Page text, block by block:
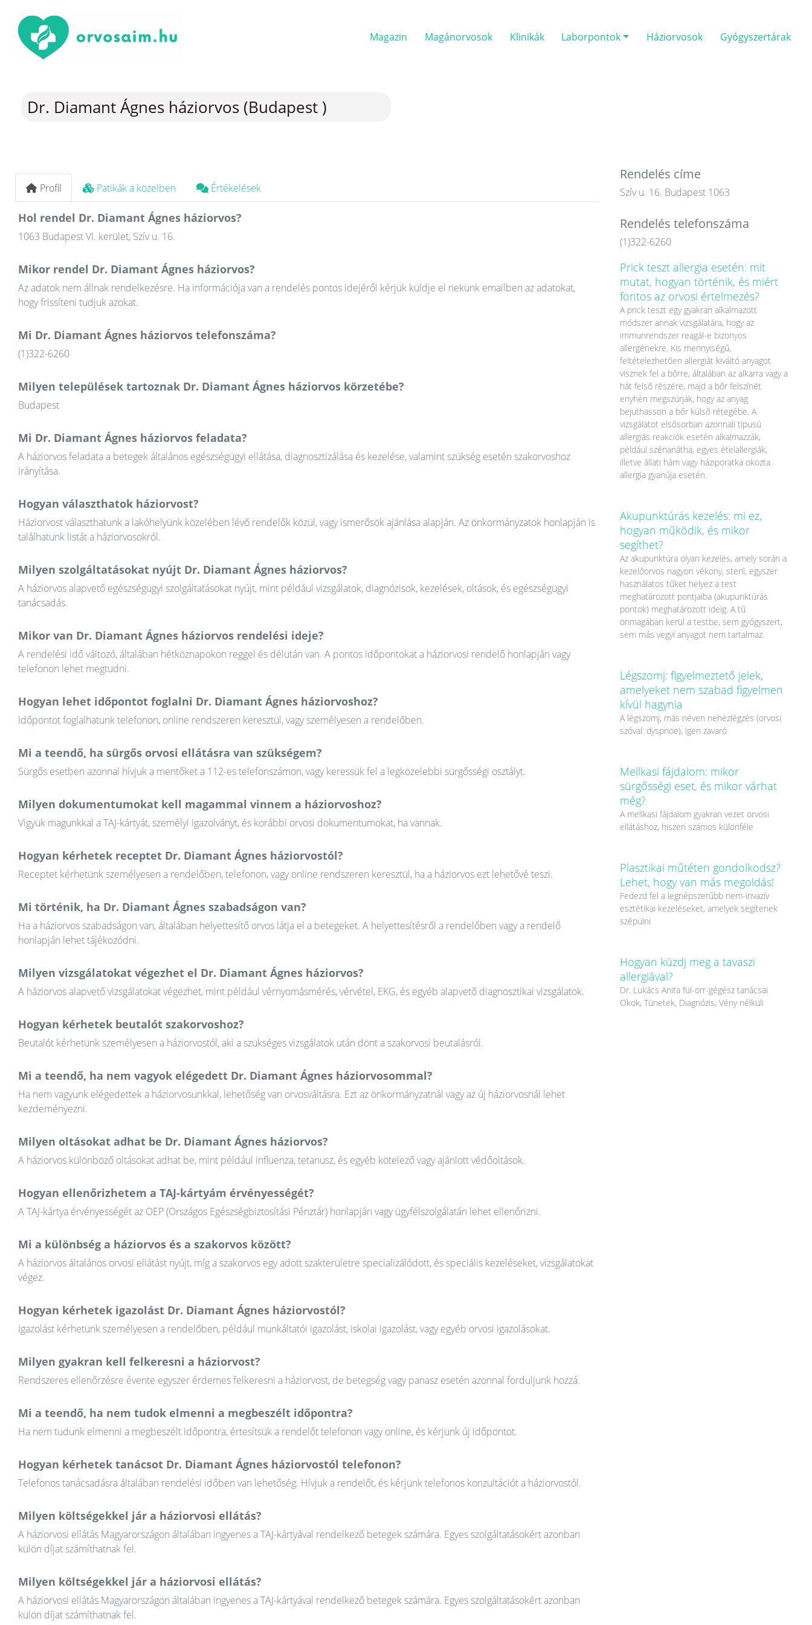
Magazin Magánorvosok Klinikák Laborpontok Háziorvosok Gyógyszertárak
Dr. Diamant Ágnes háziorvos (Budapest )
Profil Patikák a közelben Értékelések
Hol rendel Dr. Diamant Ágnes háziorvos?
1063 Budapest VI. kerület, Szív u. 16.
Mikor rendel Dr. Diamant Ágnes háziorvos?
Az adatok nem állnak rendelkezésre. Ha információja van a rendelés pontos idejéről kérjük küldje el nekünk emailben az adatokat,
hogy frissíteni tudjuk azokat.
Mi Dr. Diamant Ágnes háziorvos telefonszáma?
(1)322-6260
Milyen települések tartoznak Dr. Diamant Ágnes háziorvos körzetébe?
Budapest
Mi Dr. Diamant Ágnes háziorvos feladata?
A háziorvos feladata a betegek általános egészségügyi ellátása, diagnosztizálása és kezelése, valamint szükség esetén szakorvoshoz
irányítása.
Hogyan választhatok háziorvost?
Háziorvost választhatunk a lakóhelyünk közelében lévő rendelők közül, vagy ismerősök ajánlása alapján. Az önkormányzatok honlapján is
találhatunk listát a háziorvosokról.
Milyen szolgáltatásokat nyújt Dr. Diamant Ágnes háziorvos?
A háziorvos alapvető egészségügyi szolgáltatásokat nyújt, mint például vizsgálatok, diagnózisok, kezelések, oltások, és egészségügyi
tanácsadás.
Mikor van Dr. Diamant Ágnes háziorvos rendelési ideje?
A rendelési idő változó, általában hétköznapokon reggel és délután van. A pontos időpontokat a háziorvosi rendelő honlapján vagy
telefonon lehet megtudni.
Hogyan lehet időpontot foglalni Dr. Diamant Ágnes háziorvoshoz?
Időpontot foglalhatunk telefonon, online rendszeren keresztül, vagy személyesen a rendelőben.
Mi a teendő, ha sürgős orvosi ellátásra van szükségem?
Sürgős esetben azonnal hívjuk a mentőket a 112-es telefonszámon, vagy keressük fel a legközelebbi sürgősségi osztályt.
Milyen dokumentumokat kell magammal vinnem a háziorvoshoz?
Vigyük magunkkal a TAJ-kártyát, személyi igazolványt, és korábbi orvosi dokumentumokat, ha vannak.
Hogyan kérhetek receptet Dr. Diamant Ágnes háziorvostól?
Receptet kérhetünk személyesen a rendelőben, telefonon, vagy online rendszeren keresztül, ha a háziorvos ezt lehetővé teszi.
Mi történik, ha Dr. Diamant Ágnes szabadságon van?
Ha a háziorvos szabadságon van, általában helyettesítő orvos látja el a betegeket. A helyettesítésről a rendelőben vagy a rendelő
honlapján lehet tájékozódni.
Milyen vizsgálatokat végezhet el Dr. Diamant Ágnes háziorvos?
A háziorvos alapvető vizsgálatokat végezhet, mint például vérnyomásmérés, vérvétel, EKG, és egyéb alapvető diagnosztikai vizsgálatok.
Hogyan kérhetek beutalót szakorvoshoz?
Beutalót kérhetünk személyesen a háziorvostól, aki a szükséges vizsgálatok után dönt a szakorvosi beutalásról.
Mi a teendő, ha nem vagyok elégedett Dr. Diamant Ágnes háziorvosommal?
Ha nem vagyunk elégedettek a háziorvosunkkal, lehetőség van orvosváltásra. Ezt az önkormányzatnál vagy az új háziorvosnál lehet
kezdeményezni.
Milyen oltásokat adhat be Dr. Diamant Ágnes háziorvos?
A háziorvos különböző oltásokat adhat be, mint például influenza, tetanusz, és egyéb kötelező vagy ajánlott védőoltások.
Hogyan ellenőrizhetem a TAJ-kártyám érvényességét?
A TAJ-kártya érvényességét az OEP (Országos Egészségbiztosítási Pénztár) honlapján vagy ügyfélszolgálatán lehet ellenőrizni.
Mi a különbség a háziorvos és a szakorvos között?
A háziorvos általános orvosi ellátást nyújt, míg a szakorvos egy adott szakterületre specializálódott, és speciális kezeléseket, vizsgálatokat
végez.
Hogyan kérhetek igazolást Dr. Diamant Ágnes háziorvostól?
Igazolást kérhetünk személyesen a rendelőben, például munkáltatói igazolást, iskolai igazolást, vagy egyéb orvosi igazolásokat.
Milyen gyakran kell felkeresni a háziorvost?
Rendszeres ellenőrzésre évente egyszer érdemes felkeresni a háziorvost, de betegség vagy panasz esetén azonnal forduljunk hozzá.
Mi a teendő, ha nem tudok elmenni a megbeszélt időpontra?
Ha nem tudunk elmenni a megbeszélt időpontra, értesítsük a rendelőt telefonon vagy online, és kérjünk új időpontot.
Hogyan kérhetek tanácsot Dr. Diamant Ágnes háziorvostól telefonon?
Telefonos tanácsadásra általában rendelési időben van lehetőség. Hívjuk a rendelőt, és kérjünk telefonos konzultációt a háziorvostól.
Milyen költségekkel jár a háziorvosi ellátás?
A háziorvosi ellátás Magyarországon általában ingyenes a TAJ-kártyával rendelkező betegek számára. Egyes szolgáltatásokért azonban
külön díjat számíthatnak fel.
Milyen költségekkel jár a háziorvosi ellátás?
A háziorvosi ellátás Magyarországon általában ingyenes a TAJ-kártyával rendelkező betegek számára. Egyes szolgáltatásokért azonban
külön díjat számíthatnak fel.
Rendelés címe
Szív u. 16. Budapest 1063
Rendelés telefonszáma
(1)322-6260
Prick teszt allergia esetén: mit
mutat, hogyan történik, és miért
fontos az orvosi értelmezés?
A prick teszt egy gyakran alkalmazott
módszer annak vizsgálatára, hogy az
immunrendszer reagál-e bizonyos
allergénekre. Kis mennyiségű,
feltételezhetően allergiát kiváltó anyagot
visznek fel a bőrre, általában az alkarra vagy a
hát felső részére, majd a bőr felszínét
enyhén megszúrják, hogy az anyag
bejuthasson a bőr külső rétegébe. A
vizsgálatot elsősorban azonnali típusú
allergiás reakciók esetén alkalmazzák,
például szénanátha, egyes ételallergiák,
illetve állati hám vagy háziporatka okozta
allergia gyanúja esetén.
Akupunktúrás kezelés: mi ez,
hogyan működik, és mikor
segíthet?
Az akupunktúra olyan kezelés, amely során a
kezelőorvos nagyon vékony, steril, egyszer
használatos tűket helyez a test
meghatározott pontjaiba (akupunktúrás
pontok) meghatározott ideig. A tű
önmagában kerül a testbe, sem gyógyszert,
sem más vegyi anyagot nem tartalmaz.
Légszomj: figyelmeztető jelek,
amelyeket nem szabad figyelmen
kívül hagynia
A légszomj, más néven nehézlégzés (orvosi
szóval: dyspnoe), igen zavaró
Mellkasi fájdalom: mikor
sürgősségi eset, és mikor várhat
még?
A mellkasi fájdalom gyakran vezet orvosi
ellátáshoz, hiszen számos különféle
Plasztikai műtéten gondolkodsz?
Lehet, hogy van más megoldás!
Fedezd fel a legnépszerűbb nem-invazív
esztétikai kezeléseket, amelyek segítenek
szépülni
Hogyan küzdj meg a tavaszi
allergiával?
Dr. Lukács Anita fül-orr-gégész tanácsai
Okok, Tünetek, Diagnózis, Vény nélküli